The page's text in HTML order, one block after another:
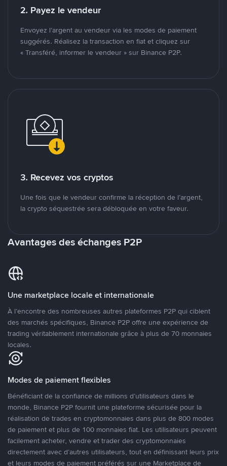
2. Payez le vendeur
Envoyez l’argent au vendeur via les modes de paiement
suggérés. Réalisez la transaction en fiat et cliquez sur
« Transféré, informer le vendeur » sur Binance P2P.
3. Recevez vos cryptos
Une fois que le vendeur confirme la réception de l’argent,
la crypto séquestrée sera débloquée en votre faveur.
Avantages des échanges P2P
Une marketplace locale et internationale
À l’encontre des nombreuses autres plateformes P2P qui ciblent
des marchés spécifiques, Binance P2P offre une expérience de
trading véritablement internationale grâce à plus de 70 monnaies
locales.
Modes de paiement flexibles
Bénéficiant de la confiance de millions d’utilisateurs dans le
monde, Binance P2P fournit une plateforme sécurisée pour la
réalisation de trades en cryptomonnaies dans plus de 800 modes
de paiement et plus de 100 monnaies fiat. Les utilisateurs peuvent
facilement acheter, vendre et trader des cryptomonnaies
directement avec d’autres utilisateurs, tout en définissant leurs prix
et leurs modes de paiement préférés sur une Marketplace de